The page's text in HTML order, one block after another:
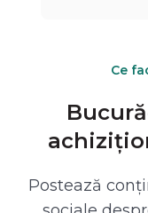
Ce
Postează